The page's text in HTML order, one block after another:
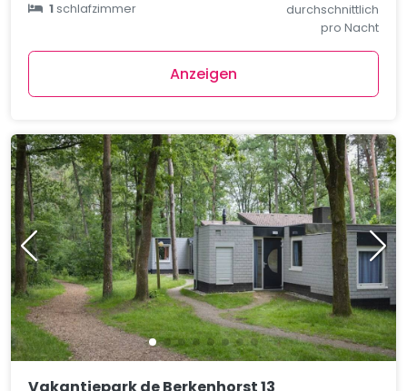
1schlafzimmer
durchschnittlich
pro Nacht
Anzeigen
Vakantiepark de Berkenhorst 13